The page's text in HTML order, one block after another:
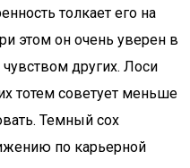
толкает его на
этом он очень уверен в
других. Лоси
тотем советует меньше
Темный сох
по карьерной